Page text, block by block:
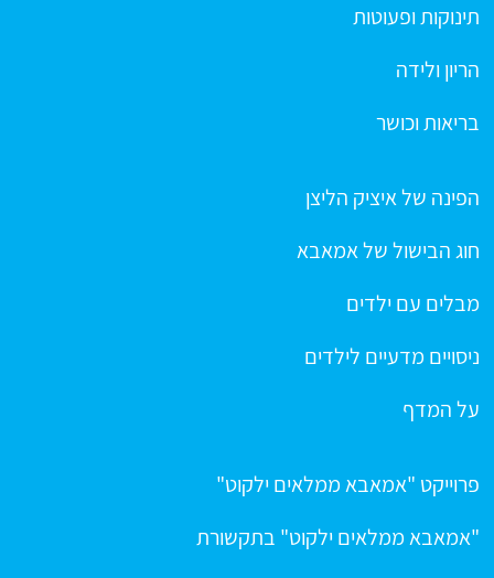
תינוקות ופעוטות
הריון ולידה
בריאות וכושר
הפינה של איציק הליצן
חוג הבישול של אמאבא
מבלים עם ילדים
ניסויים מדעיים לילדים
על המדף
פרוייקט "אמאבא ממלאים ילקוט"
"אמאבא ממלאים ילקוט" בתקשורת